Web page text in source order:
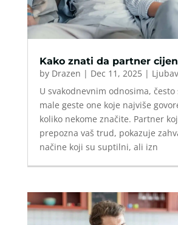
Kako znati da partner
by Drazen | Dec 11, 2025|
U svakodnevnim odnosima,
male geste one koje najviše
koliko nekome značite. Partner
prepozna vaš trud, pokazuje
načine koji su suptilni, ali izn